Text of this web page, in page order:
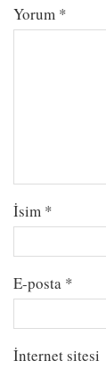
Yorum *
İsim *
E-posta *
İnternet sitesi